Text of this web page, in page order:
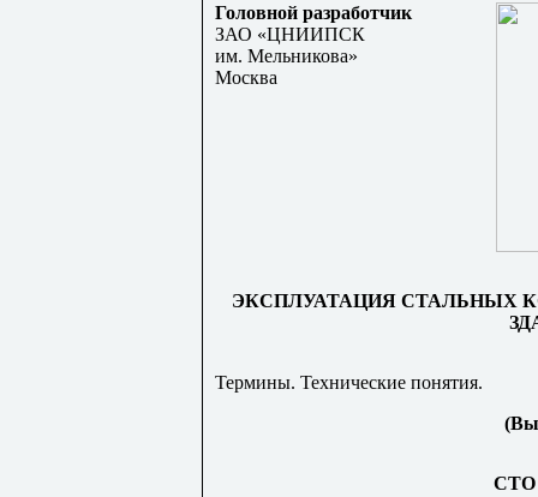
Головной разработчик
ЗАО «ЦНИИПСК
им. Мельникова»
Москва
ЭКСПЛУАТАЦИЯ СТАЛЬНЫХ
Термины. Технические понятия.
СТО